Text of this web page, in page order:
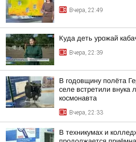
Вчера, 22:49
Куда деть урожай
Вчера, 22:39
В годовщину полёта
селе встретили внука
космонавта
Вчера, 22:33
В техникумах и